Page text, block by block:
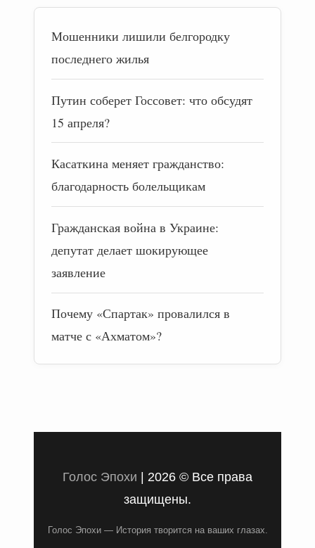
Мошенники лишили белгородку
последнего жилья
Путин соберет Госсовет: что обсудят
15 апреля?
Касаткина меняет гражданство:
благодарность болельщикам
Гражданская война в Украине:
депутат делает шокирующее
заявление
Почему «Спартак» провалился в
матче с «Ахматом»?
Голос Эпохи
2026 © Все права
защищены.
Голос Эпохи — История творится на ваших глазах.